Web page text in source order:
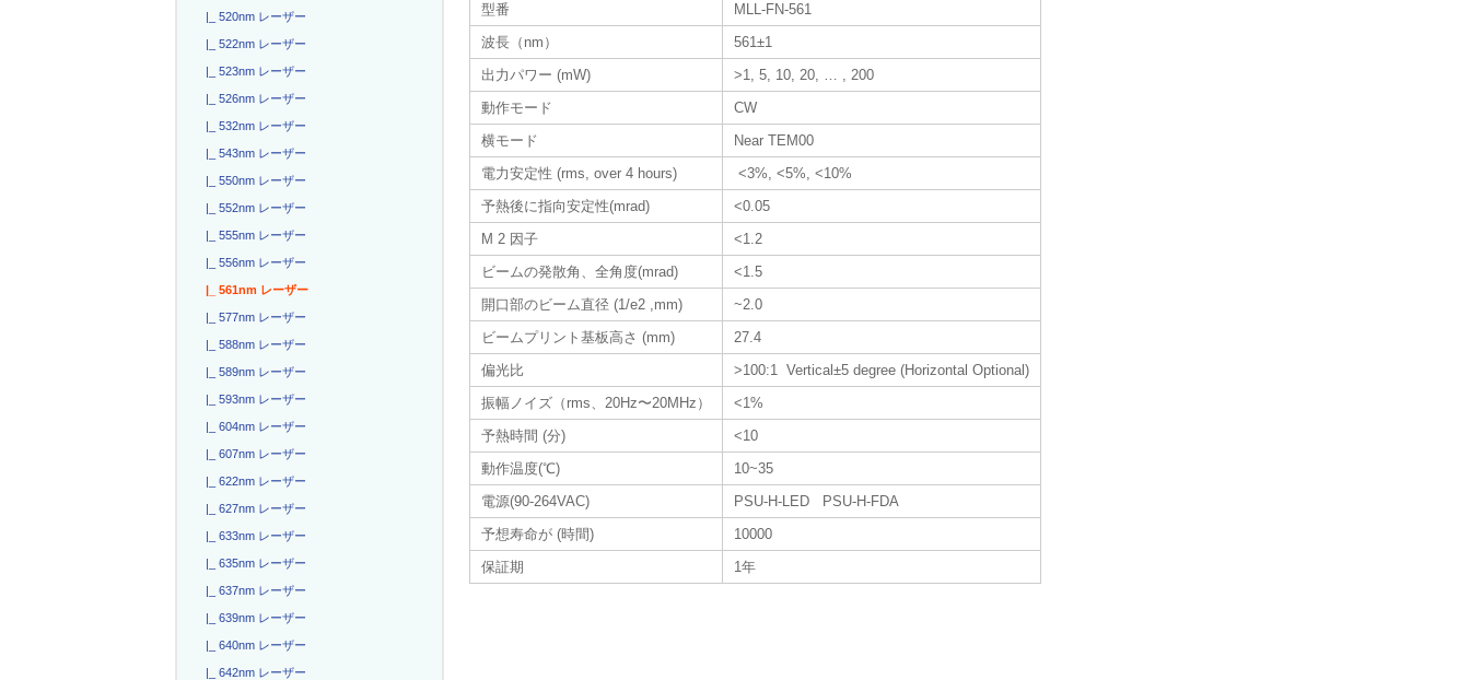
|_ 520nm レーザー
|_ 522nm レーザー
|_ 523nm レーザー
|_ 526nm レーザー
|_ 532nm レーザー
|_ 543nm レーザー
|_ 550nm レーザー
|_ 552nm レーザー
|_ 555nm レーザー
|_ 556nm レーザー
|_ 561nm レーザー
|_ 577nm レーザー
|_ 588nm レーザー
|_ 589nm レーザー
|_ 593nm レーザー
|_ 604nm レーザー
|_ 607nm レーザー
|_ 622nm レーザー
|_ 627nm レーザー
|_ 633nm レーザー
|_ 635nm レーザー
|_ 637nm レーザー
|_ 639nm レーザー
|_ 640nm レーザー
|_ 642nm レーザー
型番
MLL-FN-561
波長（nm）
561±1
出力パワー (mW)
>1, 5, 10, 20, … , 200
動作モード
CW
横モード
Near TEM00
電力安定性 (rms, over 4 hours)
<3%, <5%, <10%
予熱後に指向安定性(mrad)
<0.05
M 2 因子
<1.2
ビームの発散角、全角度(mrad)
<1.5
開口部のビーム直径 (1/e2 ,mm)
~2.0
ビームプリント基板高さ (mm)
27.4
偏光比
>100:1 Vertical±5 degree (Horizontal Optional)
振幅ノイズ（rms、20Hz〜20MHz）
<1%
予熱時間 (分)
<10
動作温度(℃)
10~35
電源(90-264VAC)
PSU-H-LED PSU-H-FDA
予想寿命が (時間)
10000
保証期
1年